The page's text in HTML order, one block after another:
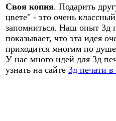
Своя копия. Подарить
цвете" - это очень
запомниться. Наш опыт 3д
показывает, что эта идея
приходится многим по
У нас много идей для 3д
узнать на сайте 3д печати в